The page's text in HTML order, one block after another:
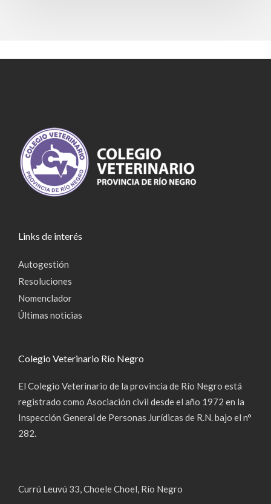
Links de interés
Autogestión
Resoluciones
Nomenclador
Últimas noticias
Colegio Veterinario Río Negro
El Colegio Veterinario de la provincia de Río Negro está
registrado como Asociación civil desde el año 1972 en la
Inspección General de Personas Jurídicas de R.N. bajo el n°
282.
Currú Leuvú 33, Choele Choel, Río Negro